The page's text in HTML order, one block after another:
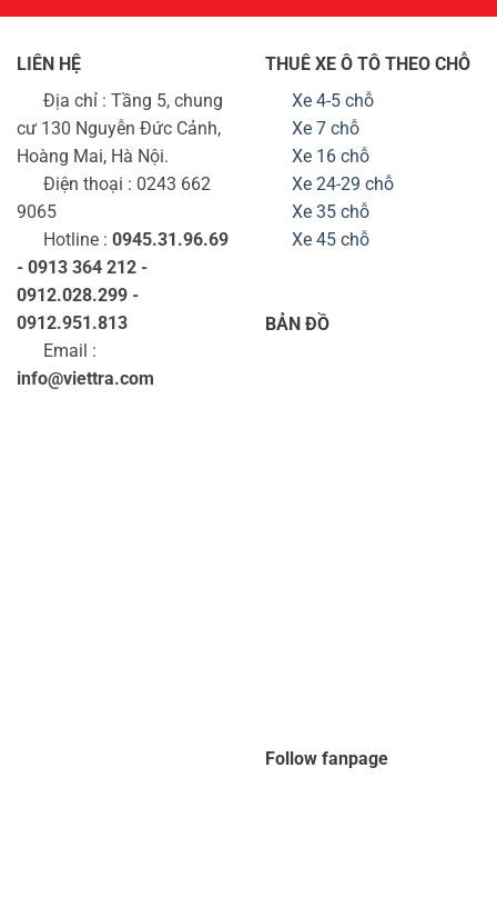
LIÊN HỆ
Địa chỉ : Tầng 5, chung
cư 130 Nguyễn Đức Cảnh,
Hoàng Mai, Hà Nội.
Điện thoại : 0243 662
9065
Hotline : 0945.31.96.69
- 0913 364 212 -
0912.028.299 -
0912.951.813
Email :
info@viettra.com
THUÊ XE Ô TÔ THEO CHỖ
Xe 4-5 chỗ
Xe 7 chỗ
Xe 16 chỗ
Xe 24-29 chỗ
Xe 35 chỗ
Xe 45 chỗ
BẢN ĐỒ
Follow fanpage